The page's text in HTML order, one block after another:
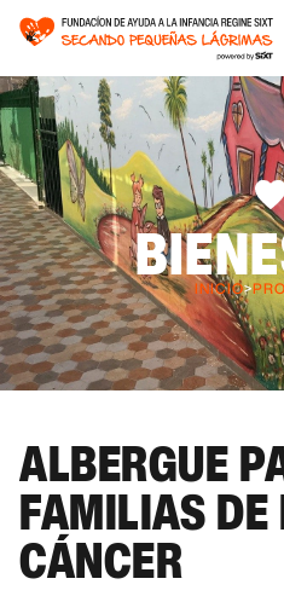
INICIO>
ALBERGUE
FAMILIAS
CÁNCER